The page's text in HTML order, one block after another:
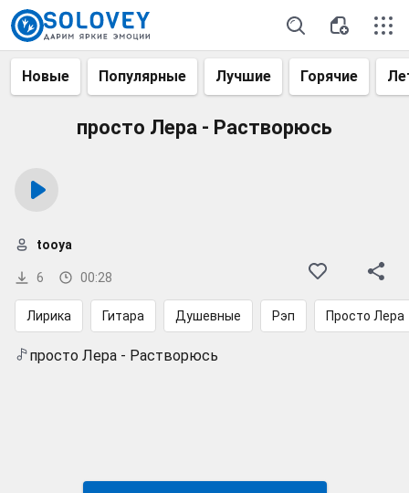
Новые Популярные Лучшие Горячие
просто Лера - Растворюсь
6 00:28
tooya
Лирика Гитара Душевные Рэп Просто Лера
просто Лера - Растворюсь